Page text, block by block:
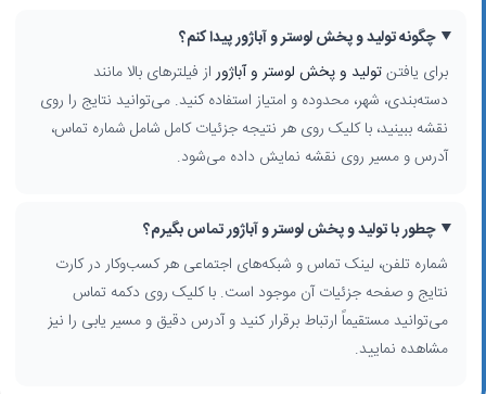
چگونه تولید و پخش لوستر و آباژور پیدا کنم؟
برای یافتنتولید و پخش لوستر و آباژور از فیلترهای بالا مانند
دسته‌بندی، شهر، محدوده و امتیاز استفاده کنید. می‌توانید نتایج را روی
نقشه ببینید، با کلیک روی هر نتیجه جزئیات کامل شامل شماره تماس،
آدرس و مسیر روی نقشه نمایش داده می‌شود.
چطور با تولید و پخش لوستر و آباژور تماس بگیرم؟
شماره تلفن، لینک تماس و شبکه‌های اجتماعی هر کسب‌وکار در کارت
نتایج و صفحه جزئیات آن موجود است. با کلیک روی دکمه تماس
می‌توانید مستقیماً ارتباط برقرار کنید و آدرس دقیق و مسیر یابی را نیز
مشاهده نمایید.